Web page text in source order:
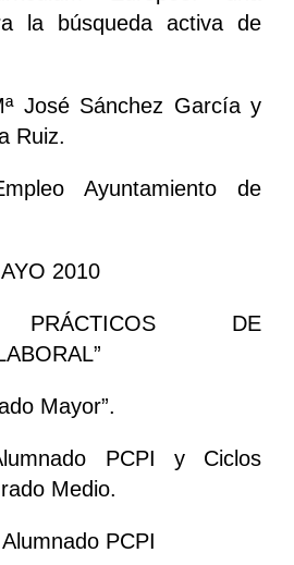
la búsqueda activa de
José Sánchez García y
Ruiz.
Ayuntamiento de
2010
PRÁCTICOS DE
Mayor”.
PCPI y Ciclos
Medio.
PCPI